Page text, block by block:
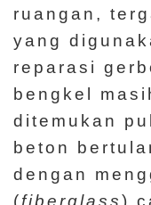
ruangan,
yang
reparasi
bengkel
ditemukan
beton
dengan
(fiberglass)